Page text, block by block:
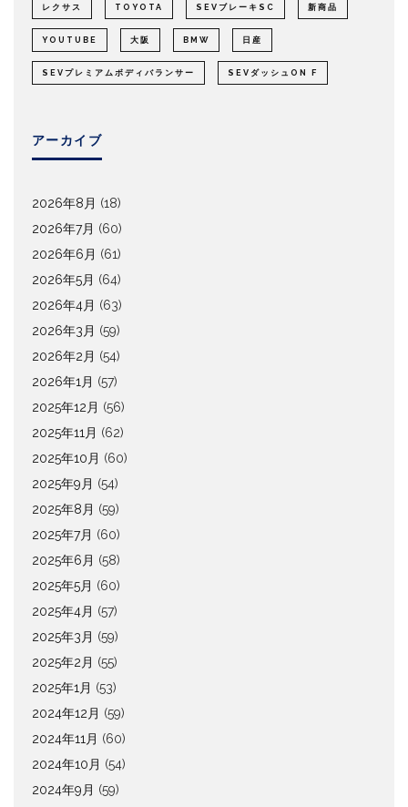
レクサス TOYOTA SEVブレーキSC 新商品
YOUTUBE 大阪 BMW 日産
SEVプレミアムボディバランサー SEVダッシュON F
アーカイブ
2026年8月 (18)
2026年7月 (60)
2026年6月 (61)
2026年5月 (64)
2026年4月 (63)
2026年3月 (59)
2026年2月 (54)
2026年1月 (57)
2025年12月 (56)
2025年11月 (62)
2025年10月 (60)
2025年9月 (54)
2025年8月 (59)
2025年7月 (60)
2025年6月 (58)
2025年5月 (60)
2025年4月 (57)
2025年3月 (59)
2025年2月 (55)
2025年1月 (53)
2024年12月 (59)
2024年11月 (60)
2024年10月 (54)
2024年9月 (59)